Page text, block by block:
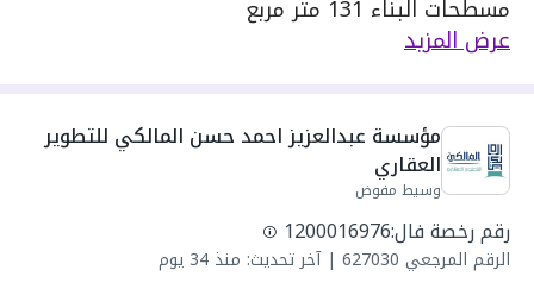
مسطحات البناء 131 متر مربع
دور العقار 3
يحدها 1 شارع:
مجلس
واصل كهرباء
واصل مياه
سنة البناء: 2026
مميزات العقار:
- غرفة عاملة منزلية
عرض المزيد
مؤسسة عبدالعزيز احمد حسن المالكي للتطوير
العقاري
وسيط مفوض
رقم رخصة فال:1200016976
الرقم المرجعي 627030
|آخر تحديث: منذ 34 يوم